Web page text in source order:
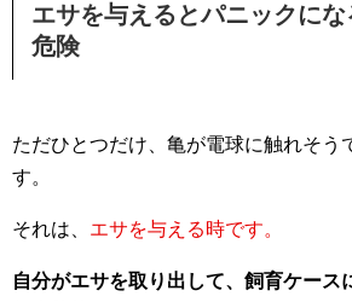
エサを与えるとパニックに
危険
ただひとつだけ、亀が電球に触れそう
す。
それは、 エサを与える時です。
自分がエサを取り出して、飼育ケース